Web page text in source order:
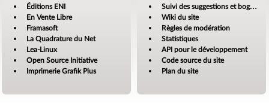
Éditions ENI
En Vente Libre
Framasoft
La Quadrature du Net
Lea-Linux
Open Source Initiative
Imprimerie Grafik Plus
Suivi des suggestions et bogues
Wiki du site
Règles de modération
Statistiques
API pour le développement
Code source du site
Plan du site